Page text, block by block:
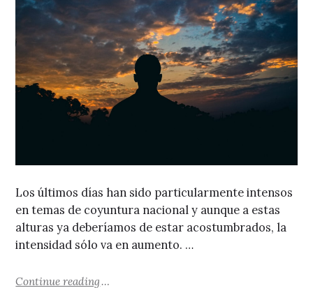
Los últimos días han sido particularmente intensos
en temas de coyuntura nacional y aunque a estas
alturas ya deberíamos de estar acostumbrados, la
intensidad sólo va en aumento. …
Continue reading "¿Y si nos dejan en paz?"